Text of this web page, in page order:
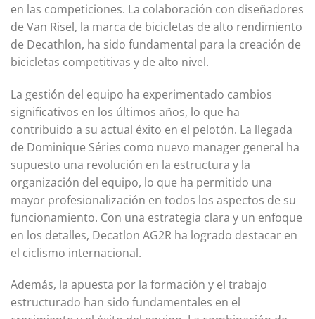
en las competiciones. La colaboración con diseñadores
de Van Risel, la marca de bicicletas de alto rendimiento
de Decathlon, ha sido fundamental para la creación de
bicicletas competitivas y de alto nivel.
La gestión del equipo ha experimentado cambios
significativos en los últimos años, lo que ha
contribuido a su actual éxito en el pelotón. La llegada
de Dominique Séries como nuevo manager general ha
supuesto una revolución en la estructura y la
organización del equipo, lo que ha permitido una
mayor profesionalización en todos los aspectos de su
funcionamiento. Con una estrategia clara y un enfoque
en los detalles, Decatlon AG2R ha logrado destacar en
el ciclismo internacional.
Además, la apuesta por la formación y el trabajo
estructurado han sido fundamentales en el